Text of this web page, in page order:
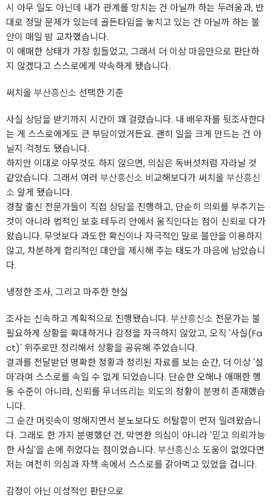
시 아무 일도 아닌데 내가 관계를 망치는 건 아닐까 하는 두려움과, 반
대로 정말 문제가 있는데 골든타임을 놓치고 있는 건 아닐까 하는 불
안이 매일 밤 교차했습니다.
이 애매한 상태가 가장 힘들었고, 그래서 더 이상 마음만으로 판단하
지 않겠다고 스스로에게 약속하게 됐습니다.
써치올 부산흥신소 선택한 기준
사실 상담을 받기까지 시간이 꽤 걸렸습니다. 내 배우자를 뒷조사한다
는 게 스스로에게도 큰 부담이었거든요. 괜히 일을 크게 만드는 건 아
닐지 걱정도 됐습니다.
하지만 이대로 아무것도 하지 않으면, 의심은 독버섯처럼 자라날 것
같았습니다. 그래서 여러 부산흥신소 비교해보다가 써치올 부산흥신
소 알게 됐습니다.
경찰 출신 전문가들이 직접 상담을 진행하고, 단순히 의뢰를 부추기는
것이 아니라 법적인 보호 테두리 안에서 움직인다는 점이 신뢰로 다가
왔습니다. 무엇보다 과도한 확신이나 자극적인 말로 불안을 이용하지
않고, 차분하게 합리적인 대안을 제시해 주는 태도가 마음에 남았습니
다.
냉정한 조사, 그리고 마주한 현실
조사는 신속하고 계획적으로 진행됐습니다. 부산흥신소 전문가는 불
필요하게 상황을 확대하거나 감정을 자극하지 않았고, 오직 '사실(Fa
ct)' 위주로만 정리해서 상황을 공유해 주었습니다.
결과를 전달받던 명확한 정황과 정리된 자료를 보는 순간, 더 이상 '설
마'라며 스스로를 속일 수 없게 되었습니다. 단순한 오해나 애매한 행
동 수준이 아니라, 신뢰를 무너뜨리는 외도의 정황이 분명히 존재했습
니다.
그 순간 머릿속이 멍해지면서 분노보다도 허탈함이 먼저 밀려왔습니
다. 그래도 한 가지 분명했던 건, 막연한 의심이 아니라 '믿고 의뢰가능
한 사실'을 손에 쥐었다는 점이었습니다. 부산흥신소 도움이 없었다면
저는 여전히 의심과 자책 속에서 스스로를 갉아먹고 있었을 겁니다.
감정이 아닌 이성적인 판단으로